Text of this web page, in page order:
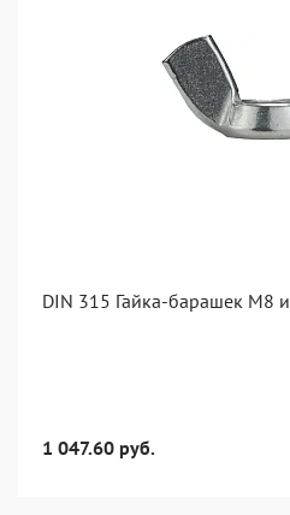
DIN 315 Гайка-барашек M8
1 047.60 руб.